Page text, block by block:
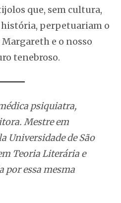
que, sem cultura,
perpetuariam o
e o nosso
tenebroso.
psiquiatra,
Mestre em
Universidade de São
Teoria Literária e
por essa mesma